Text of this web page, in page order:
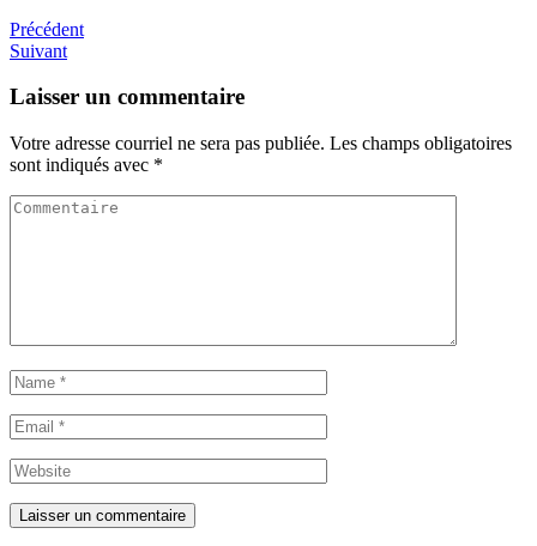
Navigation
de
l'article
PrécédentPrécédent
SuivantNext
Laisser un commentaire
Votre adresse courriel ne sera pas publiée. Les champs obligatoires
sont indiqués avec *